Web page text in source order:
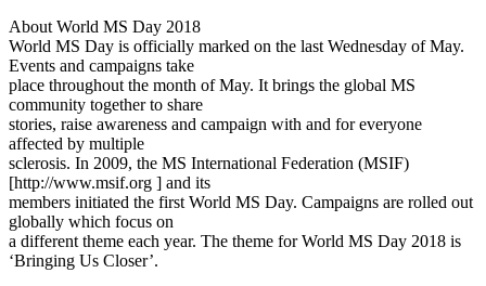
About World MS Day 2018
World MS Day is officially marked on the last Wednesday of May.
Events and campaigns take
place throughout the month of May. It brings the global MS
community together to share
stories, raise awareness and campaign with and for everyone
affected by multiple
sclerosis. In 2009, the MS International Federation (MSIF)
[http://www.msif.org ] and its
members initiated the first World MS Day. Campaigns are rolled out
globally which focus on
a different theme each year. The theme for World MS Day 2018 is
‘Bringing Us Closer’.